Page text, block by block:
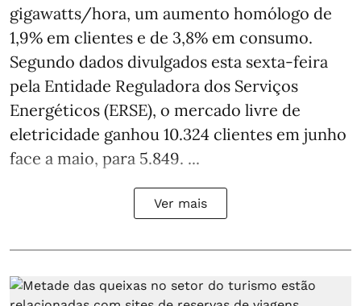
gigawatts/hora, um aumento homólogo de
1,9% em clientes e de 3,8% em consumo.
Segundo dados divulgados esta sexta-feira
pela Entidade Reguladora dos Serviços
Energéticos (ERSE), o mercado livre de
eletricidade ganhou 10.324 clientes em junho
face a maio, para 5.849. ...
Ver mais